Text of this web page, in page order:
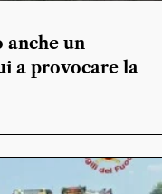
anche un
a provocare la